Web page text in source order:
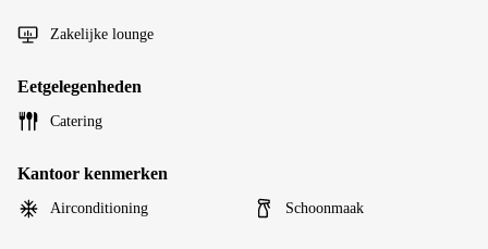
Zakelijke lounge
Eetgelegenheden
Catering
Kantoor kenmerken
Airconditioning Schoonmaak